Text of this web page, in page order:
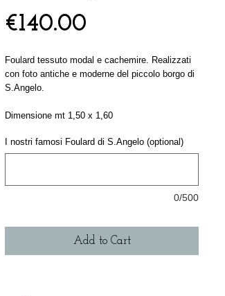
€140.00
Foulard tessuto modal e cachemire. Realizzati
con foto antiche e moderne del piccolo borgo di
S.Angelo.
Dimensione mt 1,50 x 1,60
I nostri famosi Foulard di S.Angelo (optional)
0/500
Add to Cart